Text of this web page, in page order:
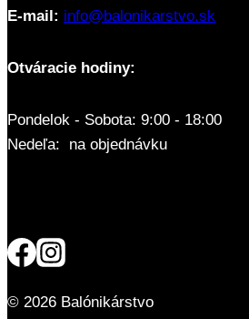
E-mail: info@balonikarstvo.sk
Otváracie hodiny:
Pondelok - Sobota: 9:00 - 18:00
Nedeľa: na objednávku
© 2026 Balónikárstvo